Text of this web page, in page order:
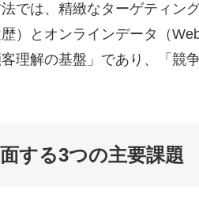
では、精緻なターゲティン
）とオンラインデータ（
理解の基盤」であり、「競
する3つの主要課題